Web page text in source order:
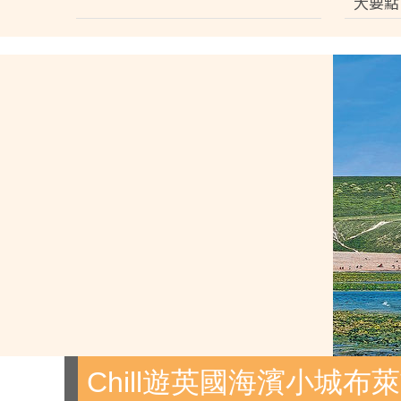
Chill遊英國海濱小城布